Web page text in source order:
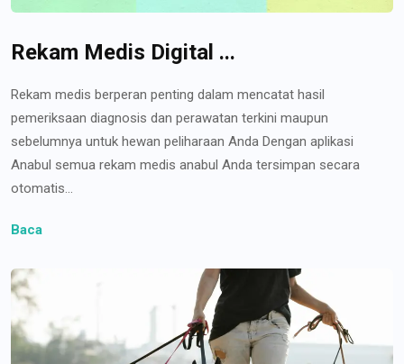
Rekam Medis Digital ...
Rekam medis berperan penting dalam mencatat hasil
pemeriksaan diagnosis dan perawatan terkini maupun
sebelumnya untuk hewan peliharaan Anda Dengan aplikasi
Anabul semua rekam medis anabul Anda tersimpan secara
otomatis...
Baca